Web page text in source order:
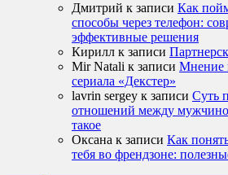
Дмитрий к записи Как
способы через телефон:
эффективные решения
Кирилл к записи
Mir Natali к записи Мнение
сериала «Декстер»
lavrin sergey к записи Суть
отношений между
такое
Оксана к записи Как
тебя во френдзоне: